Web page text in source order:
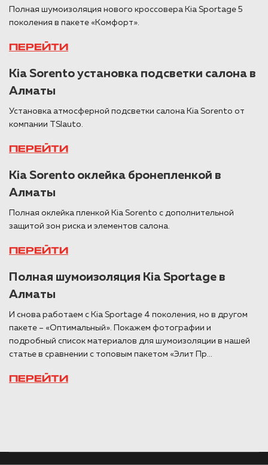
Полная шумоизоляция нового кроссовера Kia Sportage 5
поколения в пакете «Комфорт».
ПЕРЕЙТИ
Kia Sorento установка подсветки салона в
Алматы
Установка атмосферной подсветки салона Kia Sorento от
компании TSIauto.
ПЕРЕЙТИ
Kia Sorento оклейка бронепленкой в
Алматы
Полная оклейка пленкой Kia Sorento с дополнительной
защитой зон риска и элементов салона.
ПЕРЕЙТИ
Полная шумоизоляция Kia Sportage в
Алматы
И снова работаем с Kia Sportage 4 поколения, но в другом
пакете – «Оптимальный». Покажем фотографии и
подробный список материалов для шумоизоляции в нашей
статье в сравнении с топовым пакетом «Элит Пр...
ПЕРЕЙТИ